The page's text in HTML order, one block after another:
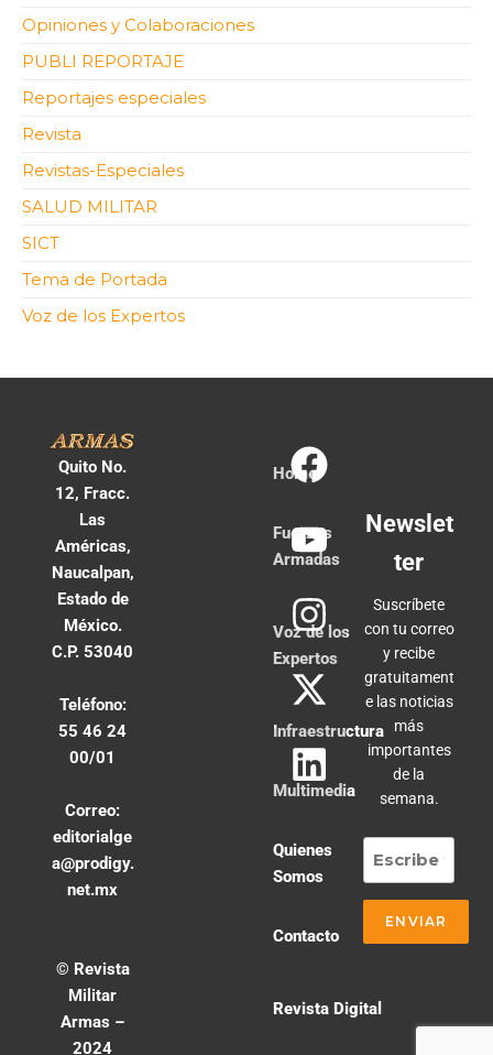
Opiniones y Colaboraciones
PUBLI REPORTAJE
Reportajes especiales
Revista
Revistas-Especiales
SALUD MILITAR
SICT
Tema de Portada
Voz de los Expertos
Quito No.
12, Fracc.
Las
Américas,
Naucalpan,
Estado de
México.
C.P. 53040
Teléfono:
55 46 24
00/01
Correo:
editorialge
a@prodigy.
net.mx
© Revista
Militar
Armas –
2024
Home
Fuerzas
Armadas
Voz de los
Expertos
Infraestructura
Multimedia
Quienes
Somos
Contacto
Revista Digital
Newslet
ter
Suscríbete
con tu correo
y recibe
gratuitament
e las noticias
más
importantes
de la
semana.